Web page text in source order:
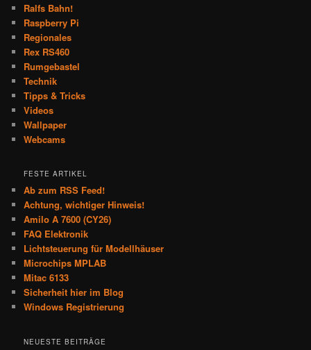
Ralfs Bahn!
Raspberry Pi
Regionales
Rex RS460
Rumgebastel
Technik
Tipps & Tricks
Videos
Wallpaper
Webcams
FESTE ARTIKEL
Ab zum RSS Feed!
Achtung, wichtiger Hinweis!
Amilo A 7600 (CY26)
FAQ Elektronik
Lichtsteuerung für Modellhäuser
Microchips MPLAB
Mitac 6133
Sicherheit hier im Blog
Windows Registrierung
NEUESTE BEITRÄGE